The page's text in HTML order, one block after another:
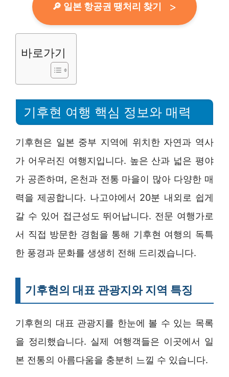
🔎 일본 항공권 땡처리 찾기
바로가기
기후현 여행 핵심 정보와 매력
기후현은 일본 중부 지역에 위치한 자연과 역사
가 어우러진 여행지입니다. 높은 산과 넓은 평야
가 공존하며, 온천과 전통 마을이 많아 다양한 매
력을 제공합니다. 나고야에서 20분 내외로 쉽게
갈 수 있어 접근성도 뛰어납니다. 전문 여행가로
서 직접 방문한 경험을 통해 기후현 여행의 독특
한 풍경과 문화를 생생히 전해 드리겠습니다.
기후현의 대표 관광지와 지역 특징
기후현의 대표 관광지를 한눈에 볼 수 있는 목록
을 정리했습니다. 실제 여행객들은 이곳에서 일
본 전통의 아름다움을 충분히 느낄 수 있습니다.